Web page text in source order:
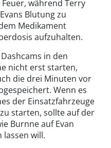
während Terry
Blutung zu
Medikament
aufzuhalten.
in den
nicht erst starten,
die drei Minuten vor
Wenn es
der Einsatzfahrzeuge
starten, sollte auf der
Burnne auf Evan
will.